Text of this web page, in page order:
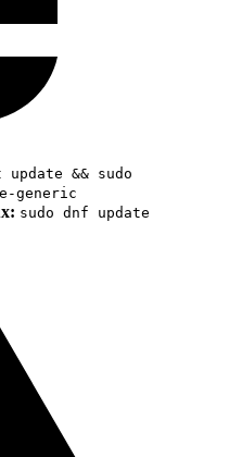
update && sudo
generic
sudo dnf update